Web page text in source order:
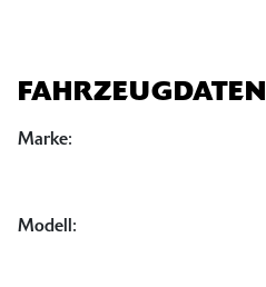
FAHRZEUGDATEN
Marke:
Modell: